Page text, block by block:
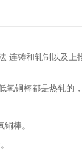
-连铸和轧制以及上
氧铜棒都是热轧的
棒。